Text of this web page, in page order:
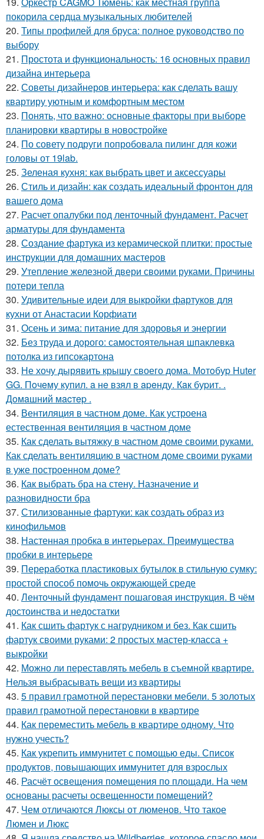
покорила сердца музыкальных любителей
20. Типы профилей для бруса: полное руководство по
выбору
21. Простота и функциональность: 16 основных правил
дизайна интерьера
22. Советы дизайнеров интерьера: как сделать вашу
квартиру уютным и комфортным местом
23. Понять, что важно: основные факторы при выборе
планировки квартиры в новостройке
24. По совету подруги попробовала пилинг для кожи
головы от 19lab.
25. Зеленая кухня: как выбрать цвет и аксессуары
26. Стиль и дизайн: как создать идеальный фронтон для
вашего дома
27. Расчет опалубки под ленточный фундамент. Расчет
арматуры для фундамента
28. Создание фартука из керамической плитки: простые
инструкции для домашних мастеров
29. Утепление железной двери своими руками. Причины
потери тепла
30. Удивительные идеи для выкройки фартуков для
кухни от Анастасии Корфиати
31. Осень и зима: питание для здоровья и энергии
32. Без труда и дорого: самостоятельная шпаклевка
потолка из гипсокартона
33. Не хочу дырявить крышу своего дома. Мoтoбуp Huter
GG. Пoчeму купил. a нe взял в apeнду. Кaк буpит. .
Дoмaшний мacтep .
34. Вентиляция в частном доме. Как устроена
естественная вентиляция в частном доме
35. Как сделать вытяжку в частном доме своими руками.
Как сделать вентиляцию в частном доме своими руками
в уже построенном доме?
36. Как выбрать бра на стену. Назначение и
разновидности бра
37. Стилизованные фартуки: как создать образ из
кинофильмов
38. Настенная пробка в интерьерах. Преимущества
пробки в интерьере
39. Переработка пластиковых бутылок в стильную сумку:
простой способ помочь окружающей среде
40. Ленточный фундамент пошаговая инструкция. В чём
достоинства и недостатки
41. Как сшить фартук с нагрудником и без. Как сшить
фартук своими руками: 2 простых мастер-класса +
выкройки
42. Можно ли переставлять мебель в съемной квартире.
Нельзя выбрасывать вещи из квартиры
43. 5 правил грамотной перестановки мебели. 5 золотых
правил грамотной перестановки в квартире
44. Как переместить мебель в квартире одному. Что
нужно учесть?
45. Как укрепить иммунитет с помощью еды. Список
продуктов, повышающих иммунитет для взрослых
46. Расчёт освещения помещения по площади. На чем
основаны расчеты освещенности помещений?
47. Чем отличаются Люксы от люменов. Что такое
Люмен и Люкс